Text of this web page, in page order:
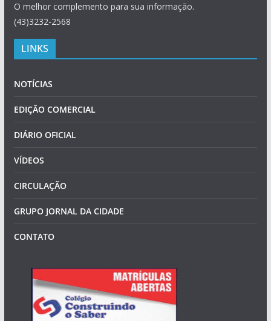
O melhor complemento para sua informação.
(43)3232-2568
LINKS
NOTÍCIAS
EDIÇÃO COMERCIAL
DIÁRIO OFICIAL
VÍDEOS
CIRCULAÇÃO
GRUPO JORNAL DA CIDADE
CONTATO